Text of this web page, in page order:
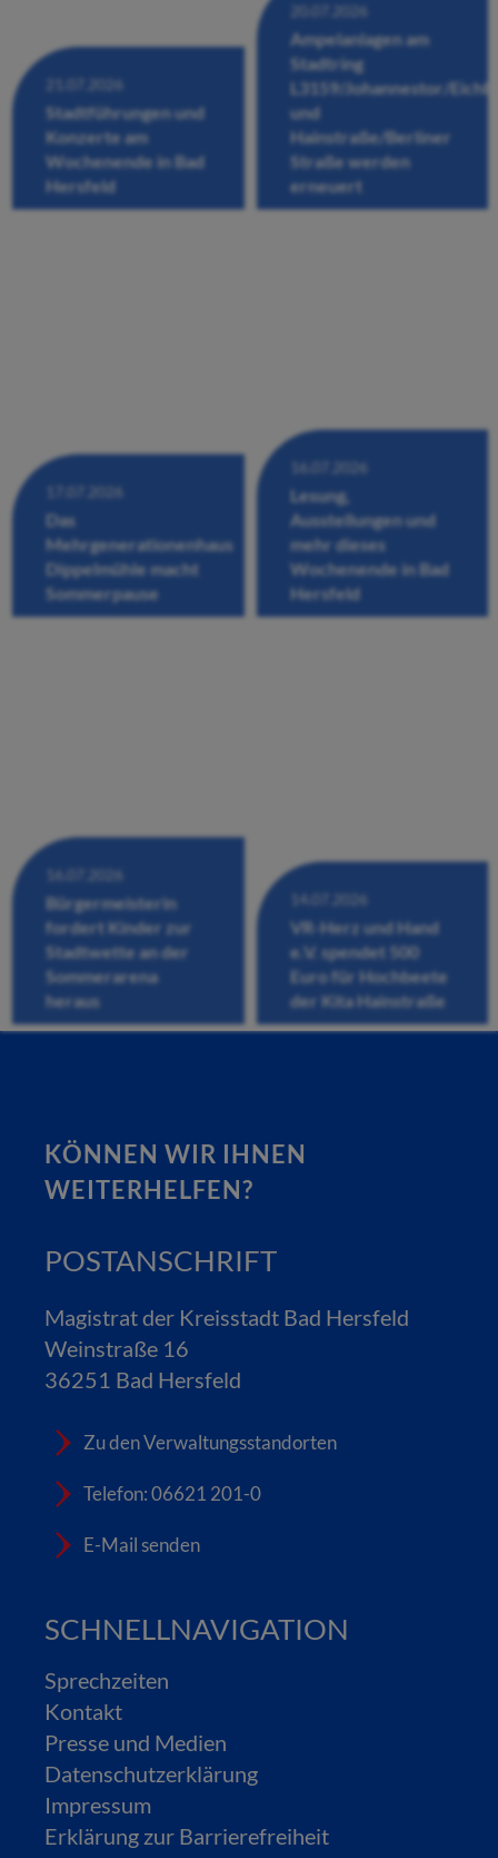
21.07.2026
Stadtführungen und
Konzerte am
Wochenende in Bad
Hersfeld
20.07.2026
Ampelanlagen am
Stadtring
L3159/Johannestor/
und
Hainstraße/Berliner
Straße werden
erneuert
17.07.2026
Das
Mehrgenerationenhaus
Dippelmühle macht
Sommerpause
16.07.2026
Lesung,
Ausstellungen und
mehr dieses
Wochenende in Bad
Hersfeld
16.07.2026
Bürgermeisterin
fordert Kinder zur
Stadtwette an der
Sommerarena
heraus
14.07.2026
VR-Herz und Hand
e.V. spendet 500
Euro für Hochbeete
der Kita Hainstraße
KÖNNEN WIR IHNEN
WEITERHELFEN?
POSTANSCHRIFT
Magistrat der Kreisstadt Bad Hersfeld
Weinstraße 16
36251 Bad Hersfeld
Zu den Verwaltungsstandorten
Telefon: 06621 201-0
E-Mail senden
SCHNELLNAVIGATION
Sprechzeiten
Kontakt
Presse und Medien
Datenschutzerklärung
Impressum
Erklärung zur Barrierefreiheit